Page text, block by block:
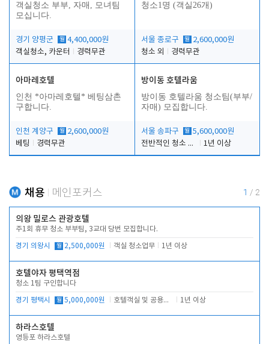
객실청소 부부, 자매, 모녀팀
모십니다.
경기 양평군 월 4,400,000원
객실청소, 카운터
경력무관
청소1명 (객실26개)
서울 종로구 월 2,600,000원
청소 외
경력무관
아마레호텔
인천 *아마레호텔* 베팅삼촌
구합니다.
인천 계양구 월 2,600,000원
베팅
경력무관
방이동 호텔라움
방이동 호텔라움 청소팀(부부/
자매) 모집합니다.
서울 송파구 월 5,600,000원
전반적인 청소 업무(객실청소.객실정리)
1년 이상
채용 메인포커스 1 / 2
의왕 밀로스 관광호텔
주1회 휴무 청소 부부팀, 3교대 당번 모집합니다.
경기 의왕시 월 2,500,000원 객실 청소업무 1년 이상
호텔야자 평택역점
청소 1팀 구인합니다
경기 평택시 월 5,000,000원 호텔객실 및 공용시설 청소 관리 1년 이상
하라스호텔
영등포 하라스호텔